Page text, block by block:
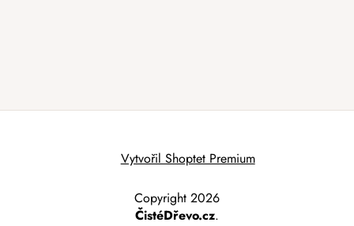
Vytvořil Shoptet Premium
Copyright 2026
ČistéDřevo.cz.